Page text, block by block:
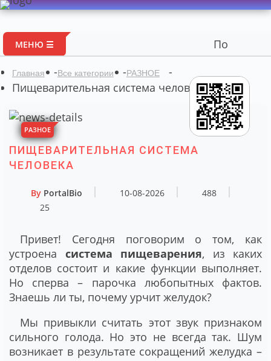
МЕНЮ ☰ Портал
Главная -Все категории -РАЗНОЕ
-
Пищеварительная система человека
РАЗНОЕ
ПИЩЕВАРИТЕЛЬНАЯ СИСТЕМА
ЧЕЛОВЕКА
By PortalBio 10-08-2026
488
25
Привет! Сегодня поговорим о том, как
устроена система пищеварения, из каких
отделов состоит и какие функции выполняет.
Но сперва – парочка любопытных фактов.
Знаешь ли ты, почему урчит желудок?
Мы привыкли считать этот звук признаком
сильного голода. Но это не всегда так. Шум
возникает в результате сокращений желудка –